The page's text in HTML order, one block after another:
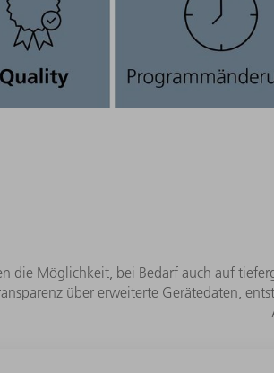
die Möglichkeit, bei Bedarf auch auf
über erweiterte Gerätedaten,